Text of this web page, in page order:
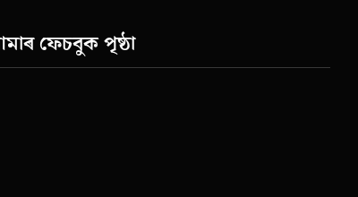
ফেচবুক পৃষ্ঠা